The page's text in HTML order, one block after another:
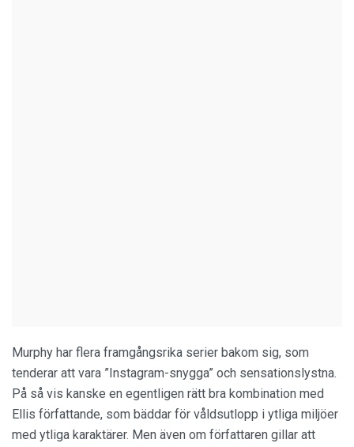
Murphy har flera framgångsrika serier bakom sig, som
tenderar att vara ”Instagram-snygga” och sensationslystna.
På så vis kanske en egentligen rätt bra kombination med
Ellis författande, som bäddar för våldsutlopp i ytliga miljöer
med ytliga karaktärer. Men även om författaren gillar att